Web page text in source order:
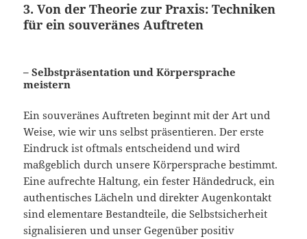
3. Von der Theorie zur Praxis: Techniken
für ein souveränes Auftreten
– Selbstpräsentation und Körpersprache
meistern
Ein souveränes Auftreten beginnt mit der Art und
Weise, wie wir uns selbst präsentieren. Der erste
Eindruck ist oftmals entscheidend und wird
maßgeblich durch unsere Körpersprache bestimmt.
Eine aufrechte Haltung, ein fester Händedruck, ein
authentisches Lächeln und direkter Augenkontakt
sind elementare Bestandteile, die Selbstsicherheit
signalisieren und unser Gegenüber positiv